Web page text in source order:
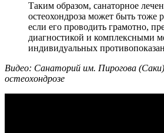
Таким образом, санаторное
остеохондроза может быть тоже
если его проводить грамотно,
диагностикой и комплексными
индивидуальных
Видео: Санаторий им. Пирогова
остеохондрозе